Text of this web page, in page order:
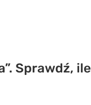
Sprawdź, ile